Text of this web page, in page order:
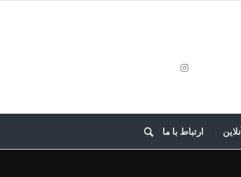
ارتباط با ما